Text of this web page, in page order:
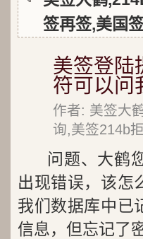
签再签,美国
美签登陆
符可以问
作者: 美签大
询,美签214b
问题、大鹤
出现错误，该怎
我们数据库中已
信息，但忘记了